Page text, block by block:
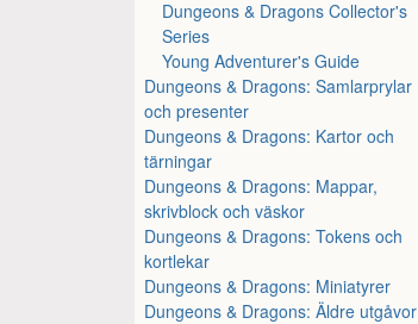
Dungeons & Dragons Collector's
Series
Young Adventurer's Guide
Dungeons & Dragons: Samlarprylar
och presenter
Dungeons & Dragons: Kartor och
tärningar
Dungeons & Dragons: Mappar,
skrivblock och väskor
Dungeons & Dragons: Tokens och
kortlekar
Dungeons & Dragons: Miniatyrer
Dungeons & Dragons: Äldre utgåvor